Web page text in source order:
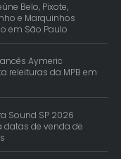
Belo, Pixote,
e Marquinhos
em São Paulo
Aymeric
releituras da MPB em
Sound SP 2026
datas de venda de